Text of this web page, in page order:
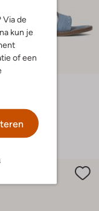
Via de
kun je
of een